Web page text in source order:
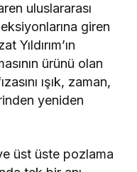
uluslararası
giren
Yıldırım’ın
ürünü olan
ışık, zaman,
yeniden
üst üste pozlama